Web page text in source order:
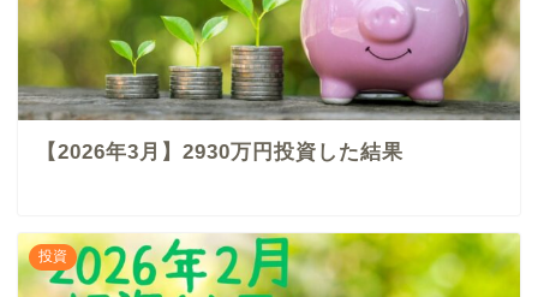
【2026年3月】2930万円投資した結果
投資